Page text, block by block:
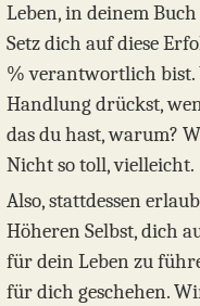
Leben, in deinem
Setz dich auf diese
% verantwortlich bist.
Handlung drückst,
das du hast, warum?
Nicht so toll, vielleicht.
Also, stattdessen
Höheren Selbst, dich
für dein Leben zu
für dich geschehen.